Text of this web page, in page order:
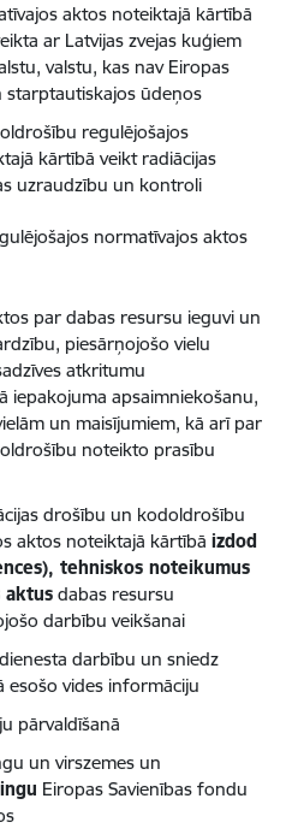
aktos noteiktajā kārtībā
ar Latvijas zvejas kuģiem
valstu, kas nav Eiropas
starptautiskajos ūdeņos
regulējošajos
kārtībā veikt radiācijas
uzraudzību un kontroli
normatīvajos aktos
par dabas resursu ieguvi un
piesārņojošo vielu
atkritumu
iepakojuma apsaimniekošanu,
un maisījumiem, kā arī par
noteikto prasību
drošību un kodoldrošību
aktos noteiktajā kārtībā izdod
tehniskos noteikumus
aktus dabas resursu
darbību veikšanai
darbību un sniedz
esošo vides informāciju
pārvaldīšanā
un virszemes un
Eiropas Savienības fondu